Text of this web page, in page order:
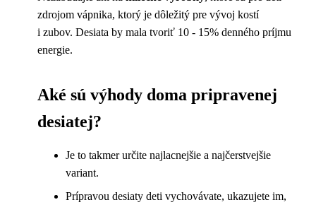
zdrojom vápnika, ktorý je dôležitý pre vývoj kostí
i zubov. Desiata by mala tvoriť 10 - 15% denného príjmu
energie.
Aké sú výhody doma pripravenej
desiatej?
Je to takmer určite najlacnejšie a najčerstvejšie
variant.
Prípravou desiaty deti vychovávate, ukazujete im,